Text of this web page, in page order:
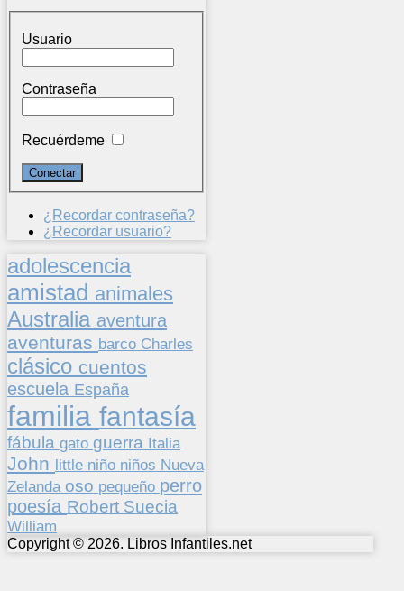
Usuario
Contraseña
Recuérdeme
¿Recordar contraseña?
¿Recordar usuario?
adolescencia
amistad animales
Australia aventura
aventuras barco Charles
clásico cuentos
escuela España
familia fantasía
fábula gato guerra Italia
John little niño niños Nueva
Zelanda oso pequeño perro
poesía Robert Suecia
William
Copyright © 2026. Libros Infantiles.net